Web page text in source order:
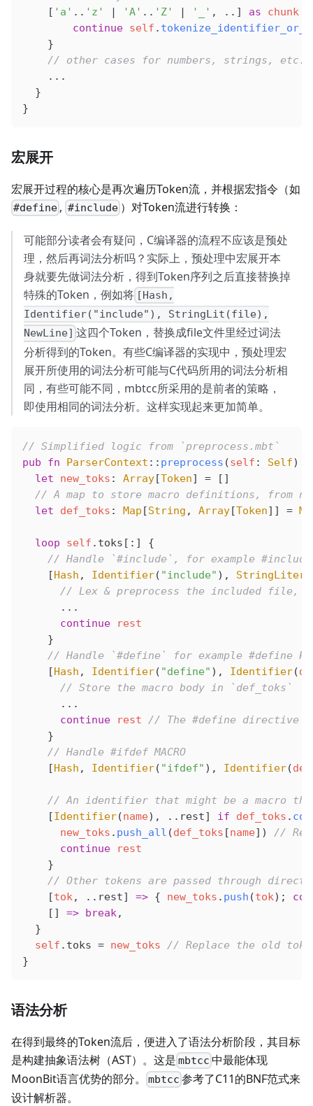
    [
'a' .. 'z' | 'A' .. 'Z' | '_' , ..] as chunk
        continue
self .
    }
    // other cases for numbers, strings, etc.
    ...
  }
}
宏展开
宏展开过程的核心是再次遍历Token流，并根据宏指令（如
#define , #include）对Token流进行转换：
可能部分读者会有疑问，C编译器的流程不应该是预处
理，然后再词法分析吗？实际上，预处理中宏展开本
身就要先做词法分析，得到Token序列之后直接替换掉
特殊的Token，例如将 [Hash,
Identifier("include"), StringLit(file),
NewLine] 这四个Token，替换成file文件里经过词法
分析得到的Token。有些C编译器的实现中，预处理宏
展开所使用的词法分析可能与C代码所用的词法分析相
同，有些可能不同，mbtcc所采用的是前者的策略，
即使用相同的词法分析。这样实现起来更加简单。
// Simplified logic from `preprocess.mbt`
pub fn ParserContext :: preprocess (self : Self)
  let
new_toks : Array[Token] = []
// A map to store macro definitions, from
  let
def_toks : Map [String , Array[Token]] =
  loop
self .toks[:] {
// Handle `#include`, for example
    [
Hash , Identifier( "include" ),
// Lex & preprocess the included file,
      ...
      continue
rest
    }
// Handle `#define` for example #define
    [
Hash , Identifier( "define" ), Identifier(
      // Store the macro body in `def_toks`
      ...
      continue
rest // The #define directive
    }
    // Handle #ifdef MACRO
    [
Hash , Identifier( "ifdef" ), Identifier(
// An identifier that might be a macro
    [
Identifier(name), ..rest] if def_toks .
      new_toks
. push_all (def_toks [name]) //
      continue
rest
    }
// Other tokens are passed through
    [
tok , ..rest] => { new_toks . push (tok);
    []
=> break ,
  }
  self
.toks = new_toks // Replace the old
}
语法分析
在得到最终的Token流后，便进入了语法分析阶段，其目标
是构建抽象语法树（AST）。这是 mbtcc 中最能体现
MoonBit语言优势的部分。
mbtcc 参考了C11的BNF范式来
设计解析器。